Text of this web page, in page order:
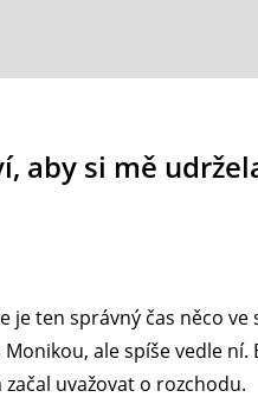
aby si mě
ten správný čas něco
ale spíše vedle
uvažovat o rozchodu.